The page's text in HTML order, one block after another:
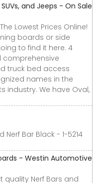
and Jeeps - On Sale
Lowest Prices Online!
boards or side
to find it here. 4
comprehensive
truck bed access
names in the
industry. We have Oval,
Nerf Bar Black - 1-5214
- Westin Automotive
quality Nerf Bars and